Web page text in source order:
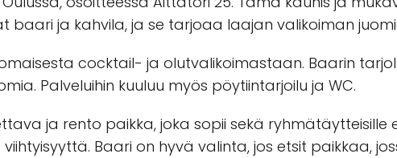
baari ja kahvila, ja se tarjoaa laajan valikoiman
cocktail- ja olutvalikoimastaan. Baarin
Palveluihin kuuluu myös pöytiintarjoilu ja WC.
ja rento paikka, joka sopii sekä ryhmätäytteisille
Baari on hyvä valinta, jos etsit paikkaa,